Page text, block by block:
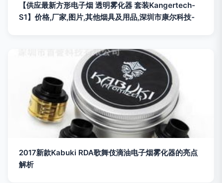
【供应最新方形电子烟 透明雾化器 套装Kangertech-
S1】价格,厂家,图片,其他烟具及用品,深圳市康尔科技-
2017新款Kabuki RDA歌舞伎滴油电子烟雾化器的亮点
解析